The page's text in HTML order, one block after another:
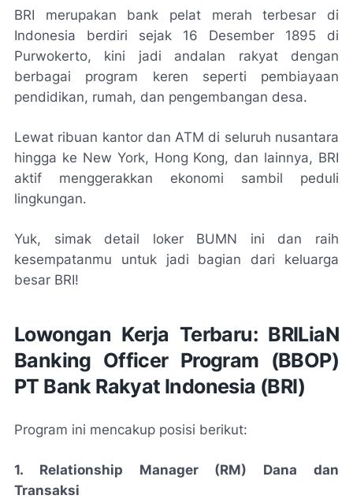
BRI merupakan bank pelat merah terbesar di
Indonesia berdiri sejak 16 Desember 1895 di
Purwokerto, kini jadi andalan rakyat dengan
berbagai program keren seperti pembiayaan
pendidikan, rumah, dan pengembangan desa.
Lewat ribuan kantor dan ATM di seluruh nusantara
hingga ke New York, Hong Kong, dan lainnya, BRI
aktif menggerakkan ekonomi sambil peduli
lingkungan.
Yuk, simak detail loker BUMN ini dan raih
kesempatanmu untuk jadi bagian dari keluarga
besar BRI!
Lowongan Kerja Terbaru: BRILiaN
Banking Officer Program (BBOP)
PT Bank Rakyat Indonesia (BRI)
Program ini mencakup posisi berikut:
1. Relationship Manager (RM) Dana dan
Transaksi